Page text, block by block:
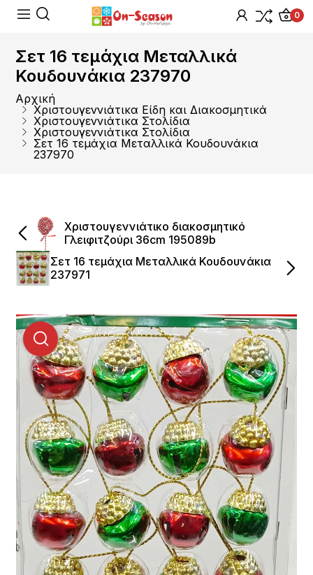
0
Σετ 16 τεμάχια Μεταλλικά
Κουδουνάκια 237970
Αρχική
Χριστουγεννιάτικα Είδη και Διακοσμητικά
Χριστουγεννιάτικα Στολίδια
Χριστουγεννιάτικα Στολίδια
Σετ 16 τεμάχια Μεταλλικά Κουδουνάκια
237970
Χριστουγεννιάτικο διακοσμητικό
Γλειφιτζούρι 36cm 195089b
Σετ 16 τεμάχια Μεταλλικά Κουδουνάκια
237971